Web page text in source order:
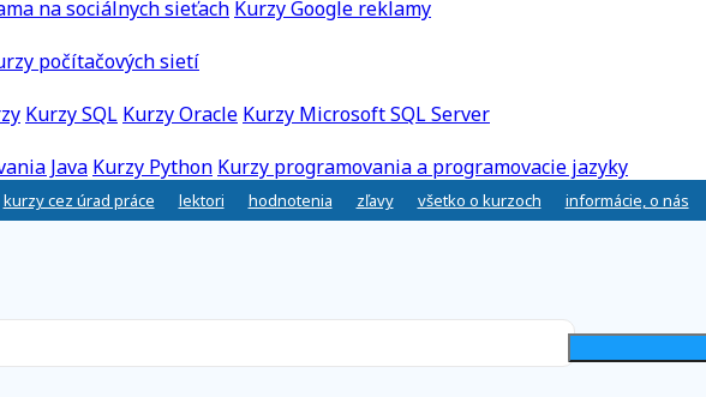
na sociálnych sieťach Kurzy Google reklamy
počítačových sietí
Kurzy SQL Kurzy Oracle Kurzy Microsoft SQL Server
Java Kurzy Python Kurzy programovania a programovacie jazyky
kurzy cez úrad práce lektori hodnotenia zľavy všetko o kurzoch informácie, o nás